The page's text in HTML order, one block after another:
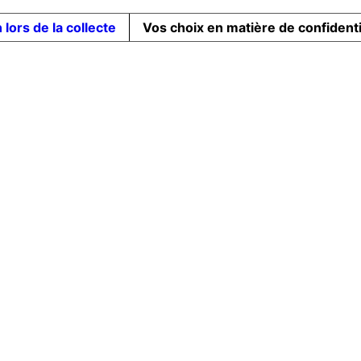
lors de la collecte Vos choix en matière de